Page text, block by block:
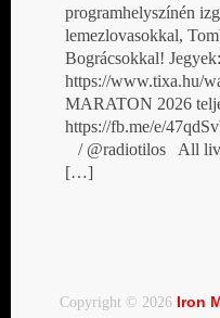
programhelyszínén
lemezlovasokkal,
Bográcsokkal! Jegyek:
https://www.tixa.hu/
MARATON 2026
https://fb.me/e/
/ @radiotilos All
[…]
Copyright © 2026 Iron